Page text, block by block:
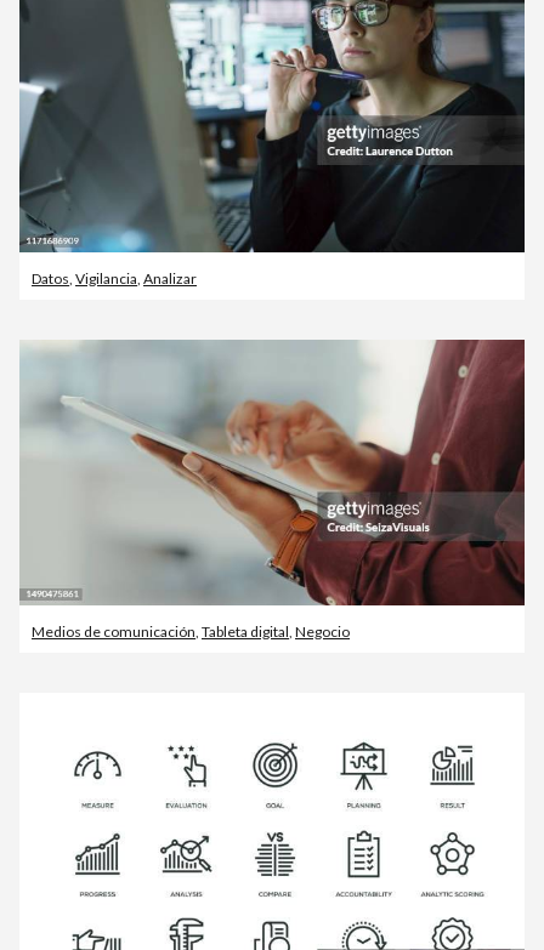
Datos Vigilancia Analizar
Medios de comunicación, Tableta digital, Negocio